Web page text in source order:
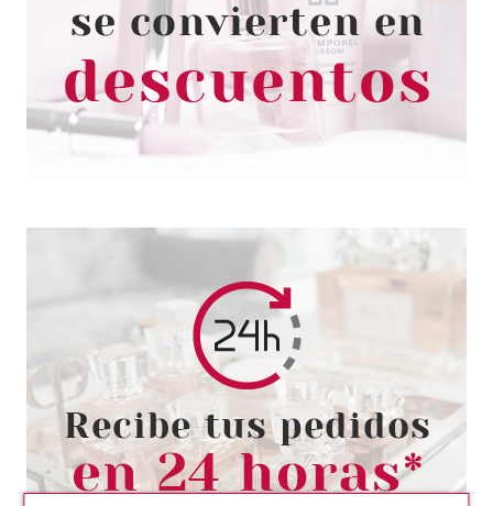
NAILS IN STYLE 07
INTERGALACTIC QUEEN
Pvr 3.79€
-21%
desde
2.99€
ESSENCE
ESSENCE FEELIN' COMFY
ESPONJA DE MAQUILLAJE
GIGANTE
Pvr 5.49€
desde